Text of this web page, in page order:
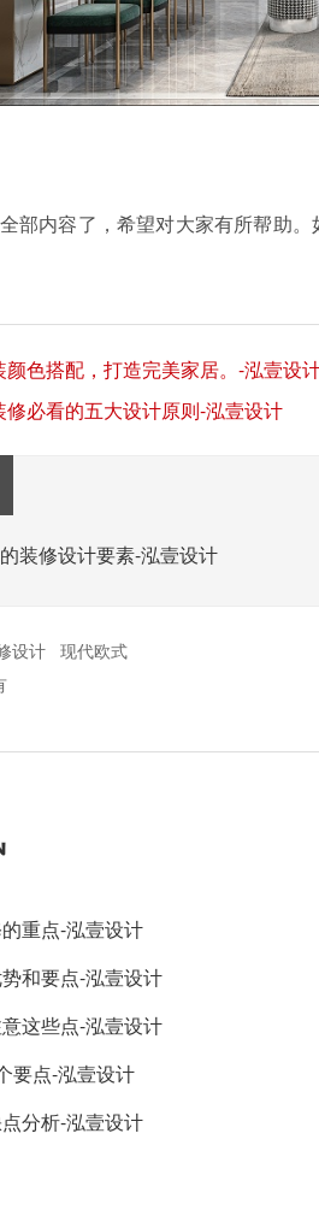
部内容了，希望对大家有所帮助
颜色搭配，打造完美家居。-泓壹设
修必看的五大设计原则-泓壹设计
装修设计要素-泓壹设计
设计 现代欧式
重点-泓壹设计
和要点-泓壹设计
这些点-泓壹设计
要点-泓壹设计
分析-泓壹设计